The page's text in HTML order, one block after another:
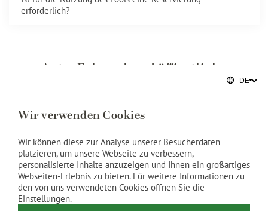
erforderlich?
Auto, Fahrrad und öffentliche
Verfügt das Hotel über einen eigenen Parkplatz?
Welche Parkmöglichkeiten gibt es?
Kann ich während meines Aufenthalts ein Fahrrad mieten?
Wir verwenden Cookies
Wir können diese zur Analyse unserer Besucherdaten
platzieren, um unsere Webseite zu verbessern,
personalisierte Inhalte anzuzeigen und Ihnen ein großartiges
Webseiten-Erlebnis zu bieten. Für weitere Informationen zu
den von uns verwendeten Cookies öffnen Sie die
Einstellungen.